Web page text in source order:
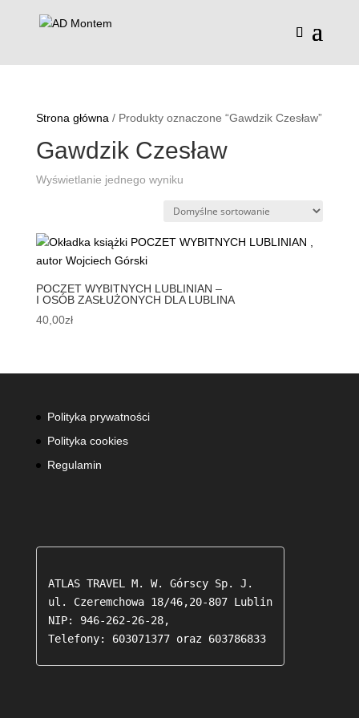
Strona główna / Produkty oznaczone “Gawdzik Czesław”
Gawdzik Czesław
Wyświetlanie jednego wyniku
POCZET WYBITNYCH LUBLINIAN –
I OSÓB ZASŁUŻONYCH DLA LUBLINA
40,00zł
Polityka prywatności
Polityka cookies
Regulamin
ATLAS TRAVEL M. W. Górscy Sp. J.
ul. Czeremchowa 18/46,20-807 Lublin
NIP: 946-262-26-28,
Telefony: 603071377 oraz 603786833